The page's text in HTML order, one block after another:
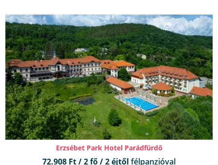
Erzsébet Park Hotel Parádfürdő
72.908 Ft / 2 fő / 2 éjtől félpanzióval